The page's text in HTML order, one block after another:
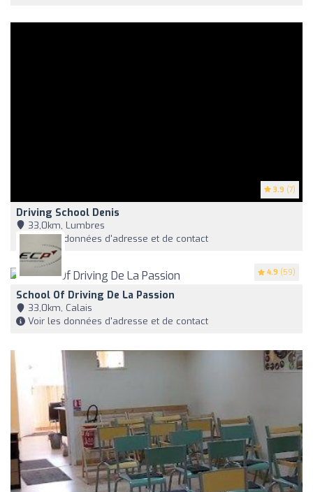
3.9 (7)
Driving School Denis
33,0km, Lumbres
Voir les données d'adresse et de contact
4.9 (59)
School Of Driving De La Passion
33,0km, Calais
Voir les données d'adresse et de contact